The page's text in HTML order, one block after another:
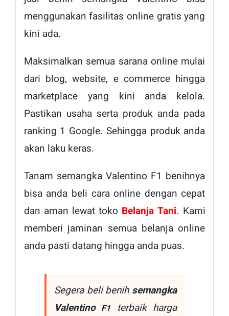
menggunakan fasilitas online gratis yang
kini ada.
Maksimalkan semua sarana online mulai
dari blog, website, e commerce hingga
marketplace yang kini anda kelola.
Pastikan usaha serta produk anda pada
ranking 1 Google. Sehingga produk anda
akan laku keras.
Tanam semangka Valentino F1 benihnya
bisa anda beli cara online dengan cepat
dan aman lewat toko Belanja Tani. Kami
memberi jaminan semua belanja online
anda pasti datang hingga anda puas.
Segera beli benihsemangka
ValentinoF1 terbaik harga